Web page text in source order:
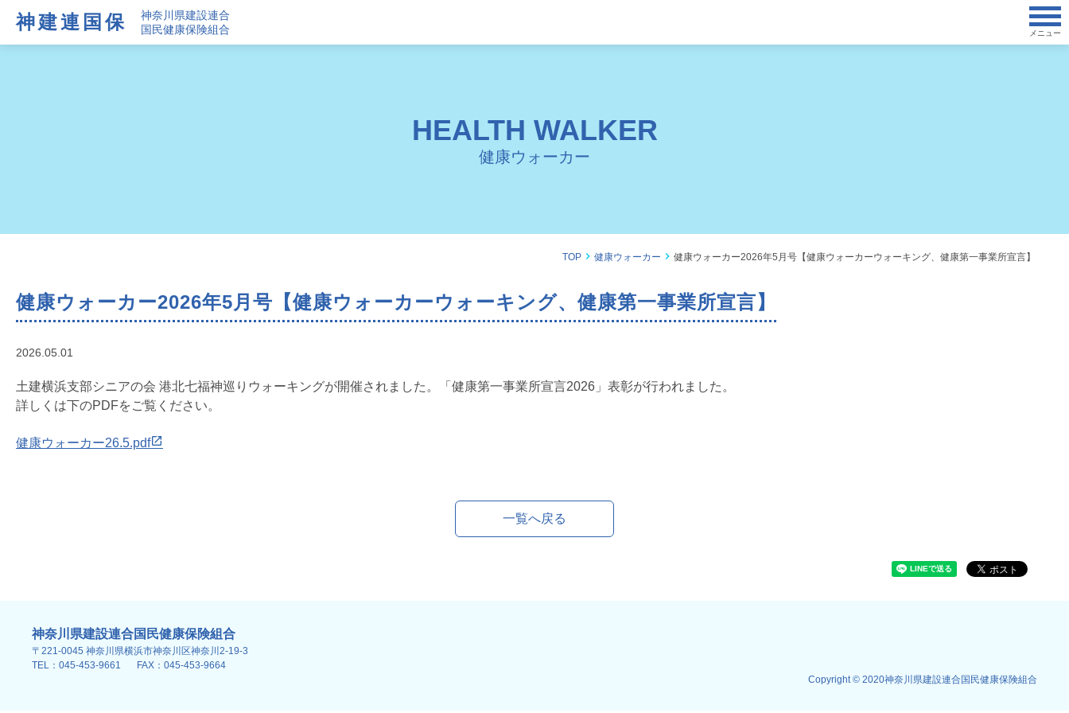
神建連国保
神奈川県建設連合
国民健康保険組合
メニュー
HEALTH WALKER
健康ウォーカー
TOP 健康ウォーカー 健康ウォーカー2026年5月号【健康ウォーカーウォーキング、健康第一事業所宣言】
健康ウォーカー2026年5月号【健康ウォーカーウォーキング、健康第一事業所宣言】
2026.05.01
土建横浜支部シニアの会 港北七福神巡りウォーキングが開催されました。「健康第一事業所宣言2026」表彰が行われました。
詳しくは下のPDFをご覧ください。
健康ウォーカー26.5.pdf
一覧へ戻る
神奈川県建設連合国民健康保険組合
〒221-0045 神奈川県横浜市神奈川区神奈川2-19-3
TEL：045-453-9661
FAX：045-453-9664
Copyright © 2020神奈川県建設連合国民健康保険組合